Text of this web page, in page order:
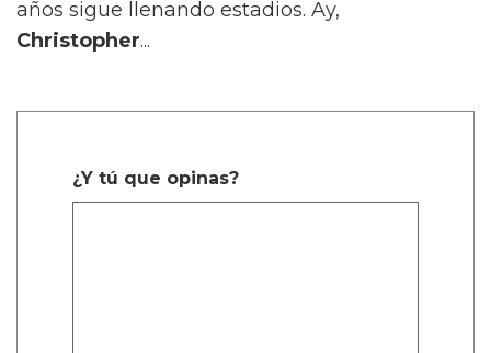
años sigue llenando estadios. Ay,
Christopher...
¿Y tú que opinas?